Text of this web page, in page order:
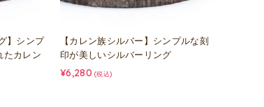
】シンプ
たカレン
【カレン族シルバー】シンプルな刻
印が美しいシルバーリング
¥6,280 (税込)